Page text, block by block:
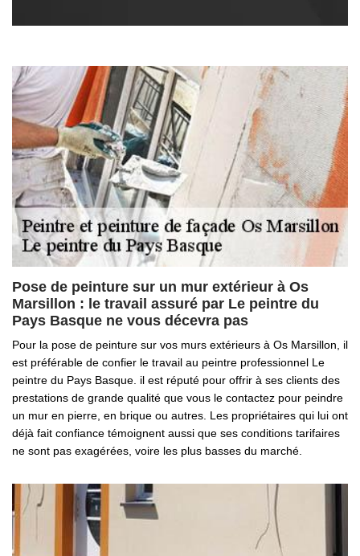
Pose de peinture sur un mur extérieur à Os
Marsillon : le travail assuré par Le peintre du
Pays Basque ne vous décevra pas
Pour la pose de peinture sur vos murs extérieurs à Os Marsillon, il
est préférable de confier le travail au peintre professionnel Le
peintre du Pays Basque. il est réputé pour offrir à ses clients des
prestations de grande qualité que vous le contactez pour peindre
un mur en pierre, en brique ou autres. Les propriétaires qui lui ont
déjà fait confiance témoignent aussi que ses conditions tarifaires
ne sont pas exagérées, voire les plus basses du marché.